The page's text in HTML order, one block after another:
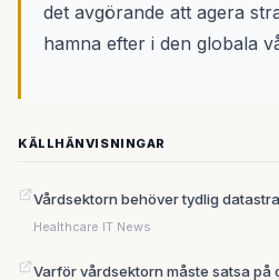
det avgörande att agera
hamna efter i den globala
KÄLLHÄNVISNINGAR
Vårdsektorn behöver tydlig
Healthcare IT News
Varför vårdsektorn måste satsa på